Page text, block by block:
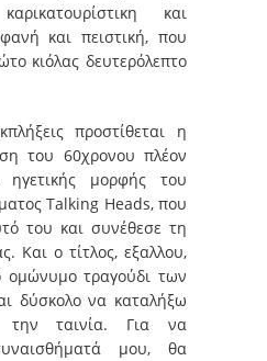
και
και πειστική, που
κιόλας δευτερόλεπτο
προστίθεται η
του 60χρονου πλέον
ηγετικής μορφής του
Talking Heads, που
του και συνέθεσε τη
Και ο τίτλος, εξαλλου,
ομώνυμο τραγούδι των
δύσκολο να καταλήξω
ταινία. Για να
μου, θα